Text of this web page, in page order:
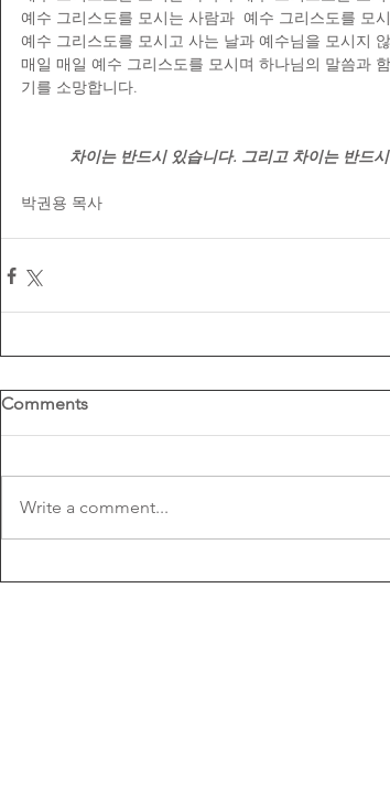
예수 그리스도를 모시는 사람과  예수 그리스도를 모
예수 그리스도를 모시고 사는 날과 예수님을 모시지
매일 매일 예수 그리스도를 모시며 하나님의 말씀과
기를 소망합니다.
차이는 반드시 있습니다. 그리고 차이는 반드
박권용 목사
Comments
Write a comment...